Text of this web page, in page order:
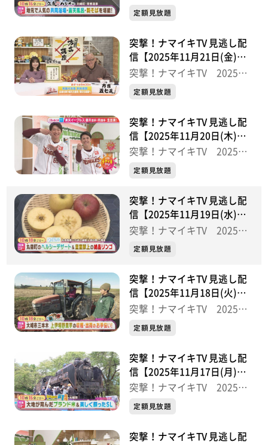
半
定額見放題
突撃！ナマイキTV 見逃し配
信【2025年11月21日(金)放
送分】
突撃！ナマイキTV 2025後
半
定額見放題
突撃！ナマイキTV 見逃し配
信【2025年11月20日(木)放
送分】
突撃！ナマイキTV 2025後
半
定額見放題
突撃！ナマイキTV 見逃し配
信【2025年11月19日(水)放
送分】
突撃！ナマイキTV 2025後
半
定額見放題
突撃！ナマイキTV 見逃し配
信【2025年11月18日(火)放
送分】
突撃！ナマイキTV 2025後
半
定額見放題
突撃！ナマイキTV 見逃し配
信【2025年11月17日(月)放
送分】
突撃！ナマイキTV 2025後
半
定額見放題
突撃！ナマイキTV 見逃し配